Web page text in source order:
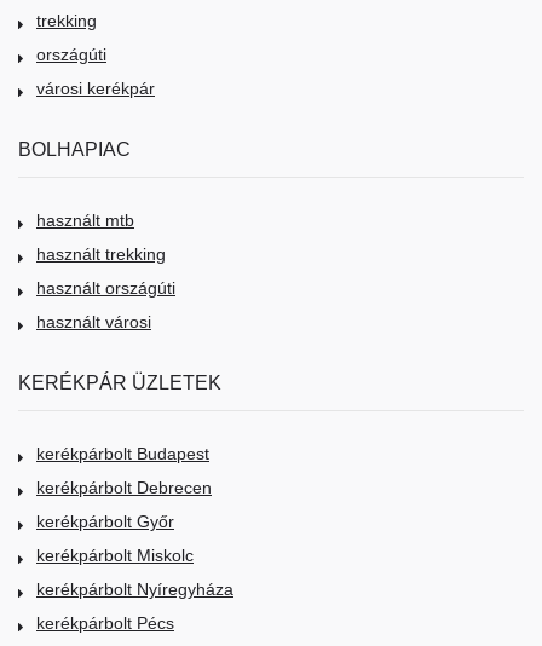
trekking
országúti
városi kerékpár
BOLHAPIAC
használt mtb
használt trekking
használt országúti
használt városi
KERÉKPÁR ÜZLETEK
kerékpárbolt Budapest
kerékpárbolt Debrecen
kerékpárbolt Győr
kerékpárbolt Miskolc
kerékpárbolt Nyíregyháza
kerékpárbolt Pécs